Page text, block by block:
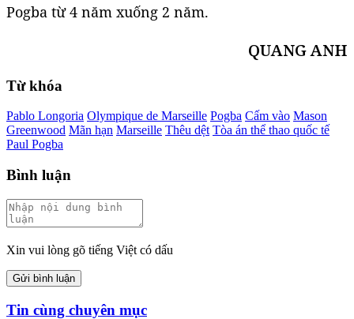
Pogba từ 4 năm xuống 2 năm.
QUANG ANH
Từ khóa
Pablo Longoria Olympique de Marseille Pogba Cấm vào Mason
Greenwood Mãn hạn Marseille Thêu dệt Tòa án thể thao quốc tế
Paul Pogba
Bình luận
Xin vui lòng gõ tiếng Việt có dấu
Gửi bình luận
Tin cùng chuyên mục